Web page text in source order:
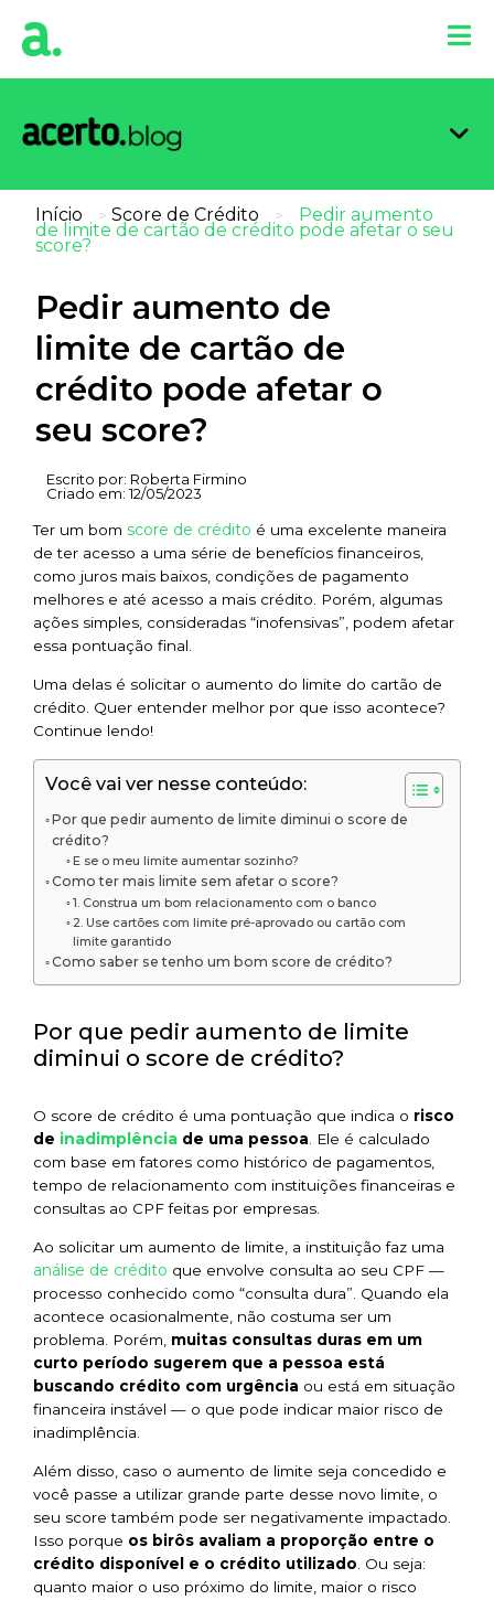
Início > Score de Crédito > Pedir aumento
de limite de cartão de crédito pode afetar o seu
score?
Pedir aumento de
limite de cartão de
crédito pode afetar o
seu score?
Escrito por: Roberta Firmino
Criado em: 12/05/2023
Ter um bom score de crédito é uma excelente maneira
de ter acesso a uma série de benefícios financeiros,
como juros mais baixos, condições de pagamento
melhores e até acesso a mais crédito. Porém, algumas
ações simples, consideradas “inofensivas”, podem afetar
essa pontuação final.
Uma delas é solicitar o aumento do limite do cartão de
crédito. Quer entender melhor por que isso acontece?
Continue lendo!
Você vai ver nesse conteúdo:
Por que pedir aumento de limite diminui o score de
crédito?
E se o meu limite aumentar sozinho?
Como ter mais limite sem afetar o score?
1. Construa um bom relacionamento com o banco
2. Use cartões com limite pré-aprovado ou cartão com
limite garantido
Como saber se tenho um bom score de crédito?
Por que pedir aumento de limite
diminui o score de crédito?
O score de crédito é uma pontuação que indica o risco
de inadimplência de uma pessoa . Ele é calculado
com base em fatores como histórico de pagamentos,
tempo de relacionamento com instituições financeiras e
consultas ao CPF feitas por empresas.
Ao solicitar um aumento de limite, a instituição faz uma
análise de crédito que envolve consulta ao seu CPF —
processo conhecido como “consulta dura”. Quando ela
acontece ocasionalmente, não costuma ser um
problema. Porém, muitas consultas duras em um
curto período sugerem que a pessoa está
buscando crédito com urgência ou está em situação
financeira instável — o que pode indicar maior risco de
inadimplência.
Além disso, caso o aumento de limite seja concedido e
você passe a utilizar grande parte desse novo limite, o
seu score também pode ser negativamente impactado.
Isso porque os birôs avaliam a proporção entre o
crédito disponível e o crédito utilizado. Ou seja:
quanto maior o uso próximo do limite, maior o risco